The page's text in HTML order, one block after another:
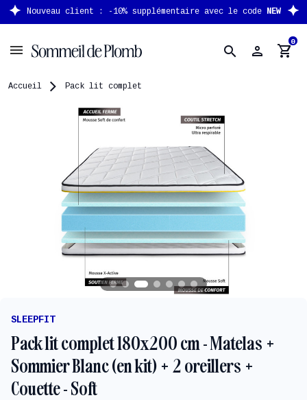
Nouveau client : -10% supplémentaire avec le code NEW
search person shopping_cart0
Accueil Pack lit complet
SLEEPFIT
Pack lit complet 180x200 cm - Matelas +
Sommier Blanc (en kit) + 2 oreillers +
Couette - Soft